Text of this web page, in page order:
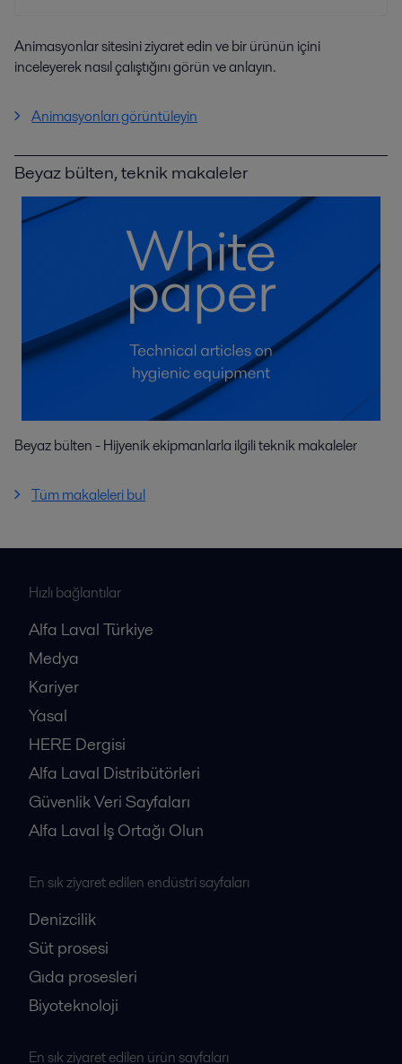
Animasyonlar sitesini ziyaret edin ve bir ürünün içini
inceleyerek nasıl çalıştığını görün ve anlayın.
Animasyonları görüntüleyin
Beyaz bülten, teknik makaleler
Beyaz bülten - Hijyenik ekipmanlarla ilgili teknik makaleler
Tüm makaleleri bul
Hızlı bağlantılar
Alfa Laval Türkiye
Medya
Kariyer
Yasal
HERE Dergisi
Alfa Laval Distribütörleri
Güvenlik Veri Sayfaları
Alfa Laval İş Ortağı Olun
En sık ziyaret edilen endüstri sayfaları
Denizcilik
Süt prosesi
Gıda prosesleri
Biyoteknoloji
En sık ziyaret edilen ürün sayfaları